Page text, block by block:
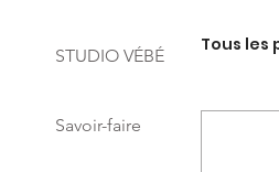
STUDIO VÉBÉ
Savoir-faire
Tous les